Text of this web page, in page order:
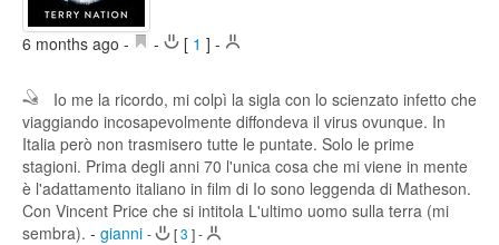
6 months ago - - [ 1 ] -
Io me la ricordo, mi colpì la sigla con lo scienzato infetto che
viaggiando incosapevolmente diffondeva il virus ovunque. In
Italia però non trasmisero tutte le puntate. Solo le prime
stagioni. Prima degli anni 70 l'unica cosa che mi viene in mente
è l'adattamento italiano in film di Io sono leggenda di Matheson.
Con Vincent Price che si intitola L'ultimo uomo sulla terra (mi
sembra). - gianni - [3 ]-